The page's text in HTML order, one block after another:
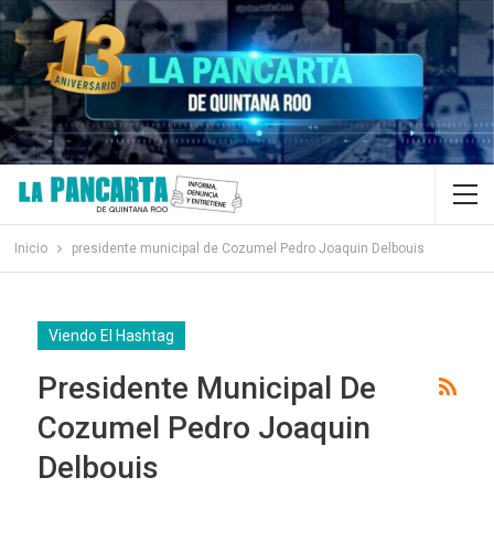
Inicio presidente municipal de Cozumel Pedro Joaquin Delbouis
Viendo El Hashtag
Presidente Municipal De
Cozumel Pedro Joaquin
Delbouis